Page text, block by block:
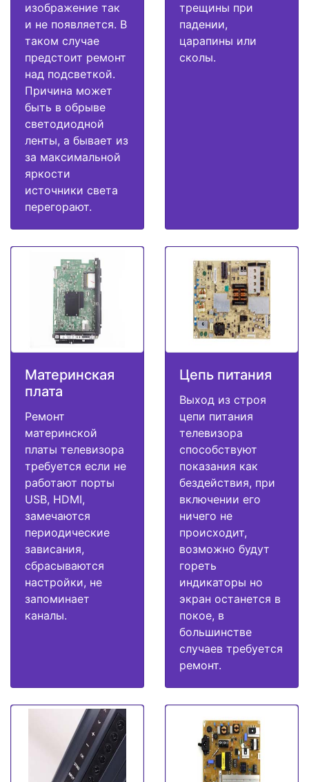
изображение так
и не появляется. В
таком случае
предстоит ремонт
над подсветкой.
Причина может
быть в обрыве
светодиодной
ленты, а бывает из
за максимальной
яркости
источники света
перегорают.
трещины при
падении,
царапины или
сколы.
Материнская
плата
Ремонт
материнской
платы телевизора
требуется если не
работают порты
USB, HDMI,
замечаются
периодические
зависания,
сбрасываются
настройки, не
запоминает
каналы.
Цепь питания
Выход из строя
цепи питания
телевизора
способствуют
показания как
бездействия, при
включении его
ничего не
происходит,
возможно будут
гореть
индикаторы но
экран останется в
покое, в
большинстве
случаев требуется
ремонт.